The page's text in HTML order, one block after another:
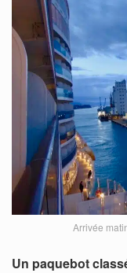
Arrivée
Un paquebot